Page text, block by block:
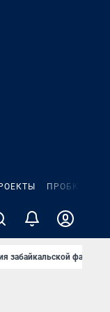
ПРОБКИ
забайкальской фамилии